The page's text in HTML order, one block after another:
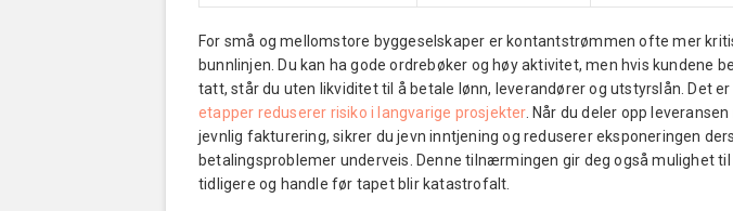
For små og mellomstore byggeselskaper er kontantstrømmen ofte mer
bunnlinjen. Du kan ha gode ordrebøker og høy aktivitet, men hvis kundene
tatt, står du uten likviditet til å betale lønn, leverandører og utstyrslån. Det
etapper reduserer risiko i langvarige prosjekter. Når du deler opp
jevnlig fakturering, sikrer du jevn inntjening og reduserer eksponeringen
betalingsproblemer underveis. Denne tilnærmingen gir deg også mulighet
tidligere og handle før tapet blir katastrofalt.